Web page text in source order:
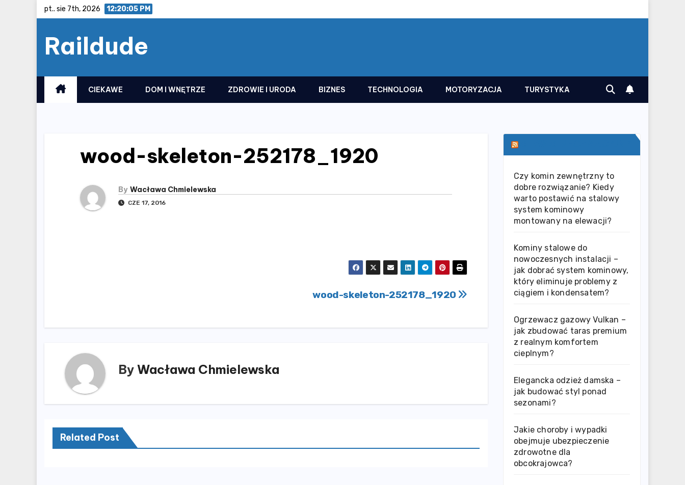
pt.. sie 7th, 2026 12:20:06 PM
Raildude
CIEKAWE DOM I WNĘTRZE ZDROWIE I URODA BIZNES TECHNOLOGIA MOTORYZACJA TURYSTYKA
wood-skeleton-252178_1920
By Wacława Chmielewska
CZE 17, 2016
wood-skeleton-252178_1920
By Wacława Chmielewska
Related Post
Czy komin zewnętrzny to
dobre rozwiązanie? Kiedy
warto postawić na stalowy
system kominowy
montowany na elewacji?
Kominy stalowe do
nowoczesnych instalacji –
jak dobrać system kominowy,
który eliminuje problemy z
ciągiem i kondensatem?
Ogrzewacz gazowy Vulkan –
jak zbudować taras premium
z realnym komfortem
cieplnym?
Elegancka odzież damska –
jak budować styl ponad
sezonami?
Jakie choroby i wypadki
obejmuje ubezpieczenie
zdrowotne dla
obcokrajowca?